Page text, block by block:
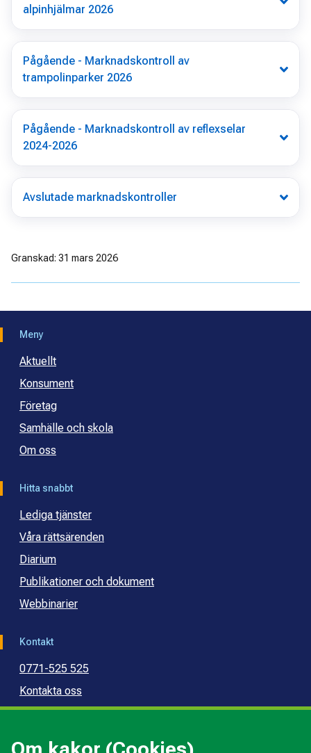
alpinhjälmar 2026
Pågående - Marknadskontroll av
trampolinparker 2026
Pågående - Marknadskontroll av reflexselar
2024-2026
Avslutade marknadskontroller
Granskad: 31 mars 2026
Meny
Aktuellt
Konsument
Företag
Samhälle och skola
Om oss
Hitta snabbt
Lediga tjänster
Våra rättsärenden
Diarium
Publikationer och dokument
Webbinarier
Kontakt
0771-525 525
Kontakta oss
Press